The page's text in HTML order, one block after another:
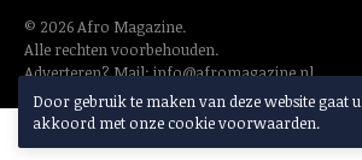
Door gebruik te maken van deze website gaat u
akkoord met onze cookie voorwaarden.
© 2026Afro Magazine.
Alle rechten voorbehouden.
Adverteren? Mail:info@afromagazine.nl